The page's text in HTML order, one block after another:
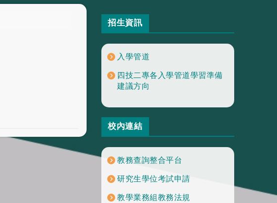
招生資訊
入學管道
四技二專各入學管道學習準備
建議方向
校內連結
教務查詢整合平台
研究生學位考試申請
教學業務組教務法規